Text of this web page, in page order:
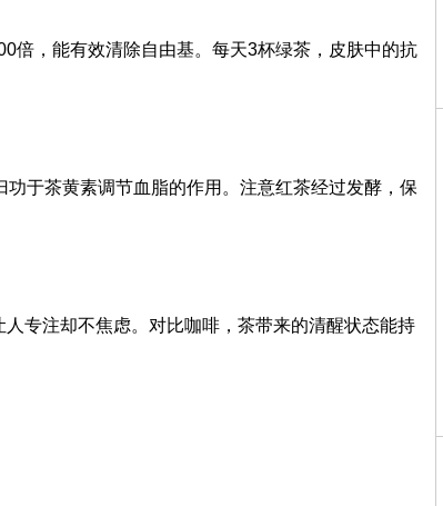
倍，能有效清除自由基。每天3杯绿茶，皮肤中的抗
于茶黄素调节血脂的作用。注意红茶经过发酵，保
专注却不焦虑。对比咖啡，茶带来的清醒状态能持